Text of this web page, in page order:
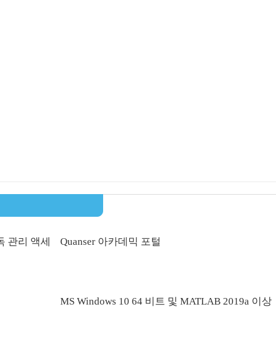
관리 액세
Quanser 아카데믹 포털
MS Windows 10 64 비트 및 MATLAB 2019a 이상